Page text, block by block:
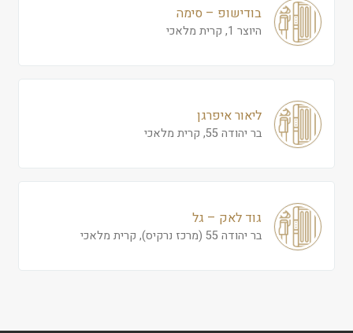
בודישופ – סימה
היוצר 1, קרית מלאכי
ליאור איפרגן
בר יהודה 55, קרית מלאכי
גוד לאק – גל
בר יהודה 55 (מרכז נרקיס), קרית מלאכי